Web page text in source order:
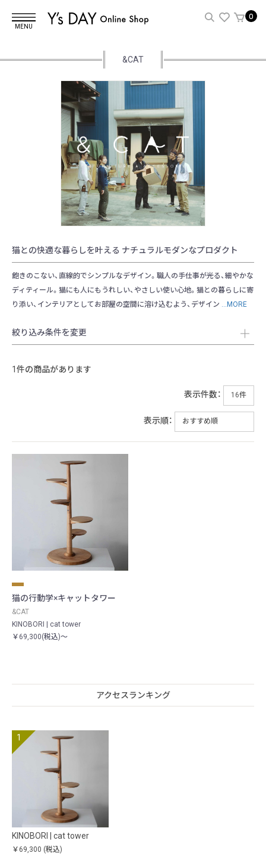
MENU
0
&CAT
猫との快適な暮らしを叶える ナチュラルモダンなプロダクト
飽きのこない、直線的でシンプルなデザイン。職人の手仕事が光る、細やかな
ディティール。猫にも人にもうれしい、やさしい使い心地。猫との暮らしに寄
り添い、インテリアとしてお部屋の空間に溶け込むよう、デザイン ...MORE
絞り込み条件を変更
1件の商品があります
表示件数：
表示順：
猫の行動学×キャットタワー
&CAT
KINOBORI | cat tower
￥69,300(税込)～
アクセスランキング
KINOBORI | cat tower
￥69,300 (税込)